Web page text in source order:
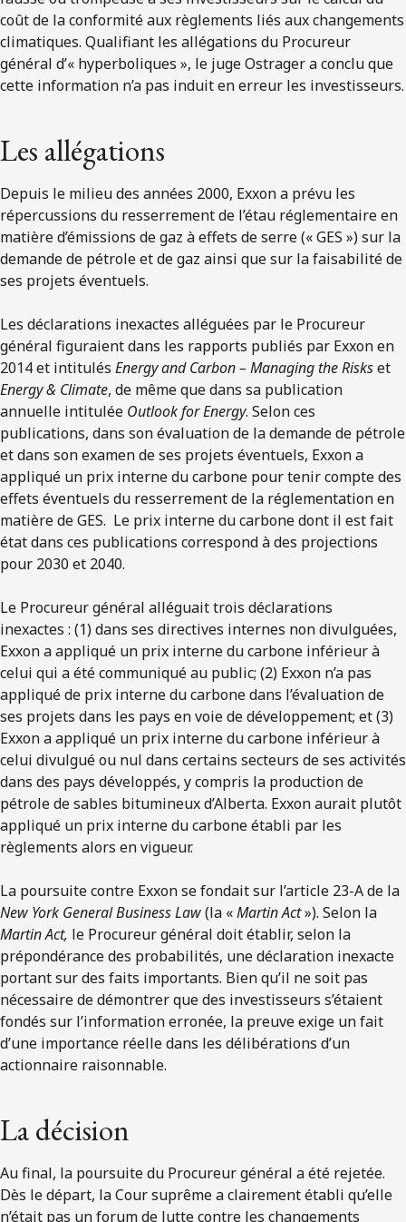
coût de la conformité aux règlements liés aux changements
climatiques. Qualifiant les allégations du Procureur
général d’« hyperboliques », le juge Ostrager a conclu que
cette information n’a pas induit en erreur les investisseurs.
Les allégations
Depuis le milieu des années 2000, Exxon a prévu les
répercussions du resserrement de l’étau réglementaire en
matière d’émissions de gaz à effets de serre (« GES ») sur la
demande de pétrole et de gaz ainsi que sur la faisabilité de
ses projets éventuels.
Les déclarations inexactes alléguées par le Procureur
général figuraient dans les rapports publiés par Exxon en
2014 et intitulés Energy and Carbon – Managing the Riskset
Energy & Climate, de même que dans sa publication
annuelle intitulée Outlook for Energy. Selon ces
publications, dans son évaluation de la demande de pétrole
et dans son examen de ses projets éventuels, Exxon a
appliqué un prix interne du carbone pour tenir compte des
effets éventuels du resserrement de la réglementation en
matière de GES. Le prix interne du carbone dont il est fait
état dans ces publications correspond à des projections
pour 2030 et 2040.
Le Procureur général alléguait trois déclarations
inexactes : (1) dans ses directives internes non divulguées,
Exxon a appliqué un prix interne du carbone inférieur à
celui qui a été communiqué au public; (2) Exxon n’a pas
appliqué de prix interne du carbone dans l’évaluation de
ses projets dans les pays en voie de développement; et (3)
Exxon a appliqué un prix interne du carbone inférieur à
celui divulgué ou nul dans certains secteurs de ses activités
dans des pays développés, y compris la production de
pétrole de sables bitumineux d’Alberta. Exxon aurait plutôt
appliqué un prix interne du carbone établi par les
règlements alors en vigueur.
La poursuite contre Exxon se fondait sur l’article 23-A de la
New York General Business Law(la «Martin Act»). Selon la
Martin Act, le Procureur général doit établir, selon la
prépondérance des probabilités, une déclaration inexacte
portant sur des faits importants. Bien qu’il ne soit pas
nécessaire de démontrer que des investisseurs s’étaient
fondés sur l’information erronée, la preuve exige un fait
d’une importance réelle dans les délibérations d’un
actionnaire raisonnable.
La décision
Au final, la poursuite du Procureur général a été rejetée.
Dès le départ, la Cour suprême a clairement établi qu’elle
n’était pas un forum de lutte contre les changements